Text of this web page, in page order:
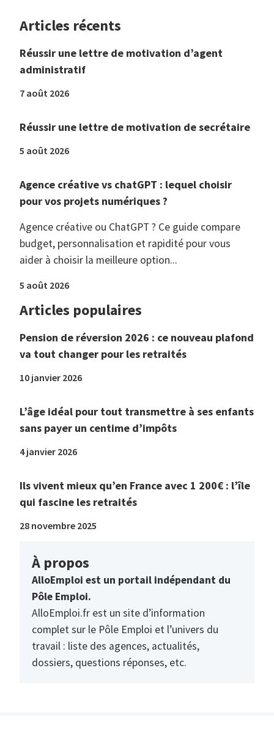
Articles récents
Réussir une lettre de motivation d’agent
administratif
7 août 2026
Réussir une lettre de motivation de secrétaire
5 août 2026
Agence créative vs chatGPT : lequel choisir
pour vos projets numériques ?
Agence créative ou ChatGPT ? Ce guide compare
budget, personnalisation et rapidité pour vous
aider à choisir la meilleure option...
5 août 2026
Articles populaires
Pension de réversion 2026 : ce nouveau plafond
va tout changer pour les retraités
10 janvier 2026
L’âge idéal pour tout transmettre à ses enfants
sans payer un centime d’impôts
4 janvier 2026
Ils vivent mieux qu’en France avec 1 200€ : l’île
qui fascine les retraités
28 novembre 2025
À propos
AlloEmploi est un portail indépendant du
Pôle Emploi.
AlloEmploi.fr est un site d’information
complet sur le Pôle Emploi et l’univers du
travail : liste des agences, actualités,
dossiers, questions réponses, etc.